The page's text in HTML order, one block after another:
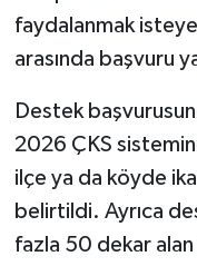
faydalanmak
arasında başvuru
Destek
2026 ÇKS
ilçe ya da köyde
belirtildi. Ayrıca
fazla 50 dekar